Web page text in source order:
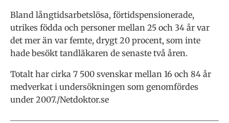
Bland långtidsarbetslösa, förtidspensionerade,
utrikes födda och personer mellan 25 och 34 år var
det mer än var femte, drygt 20 procent, som inte
hade besökt tandläkaren de senaste två åren.
Totalt har cirka 7 500 svenskar mellan 16 och 84 år
medverkat i undersökningen som genomfördes
under 2007./Netdoktor.se